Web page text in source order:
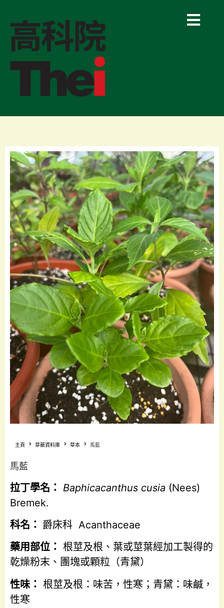
主頁 草藥資料庫 草本 馬藍
馬藍
拉丁學名： Baphicacanthus cusia (Nees)
Bremek.
科名： 爵床科 Acanthaceae
藥用部位： 根莖及根、葉或莖葉經加工製得的
乾燥粉末、團塊或顆粒（青黛）
性味： 根莖及根：味苦，性寒；青黛：味鹹，
性寒